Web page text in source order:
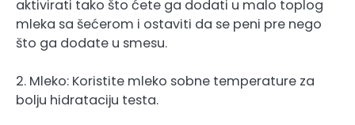
aktivirati tako što ćete ga dodati u malo toplog
mleka sa šećerom i ostaviti da se peni pre nego
što ga dodate u smesu.
2. Mleko: Koristite mleko sobne temperature za
bolju hidrataciju testa.